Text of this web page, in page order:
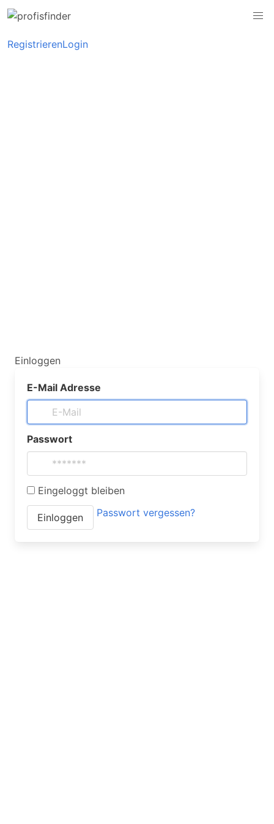
RegistrierenLogin
Einloggen
E-Mail Adresse
Passwort
Eingeloggt bleiben
Einloggen Passwort vergessen?